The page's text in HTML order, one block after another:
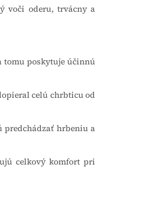
voči oderu, trvácny a
tomu poskytuje účinnú
celú chrbticu od
predchádzať hrbeniu a
celkový komfort pri